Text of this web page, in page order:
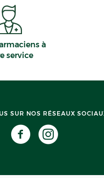
à
service
SUR NOS RÉSEAUX